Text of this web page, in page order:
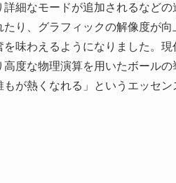
細なモードが追加されるなどの
り、グラフィックの解像度が
味わえるようになりました。
度な物理演算を用いたボール
が熱くなれる」というエッセ